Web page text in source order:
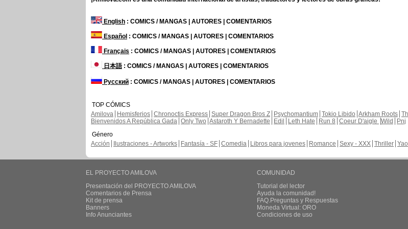
English : COMICS / MANGAS | AUTORES | COMENTARIOS
Español : COMICS / MANGAS | AUTORES | COMENTARIOS
Français : COMICS / MANGAS | AUTORES | COMENTARIOS
日本語: COMICS / MANGAS | AUTORES | COMENTARIOS
Русский : COMICS / MANGAS | AUTORES | COMENTARIOS
TOP CÓMICS
Amilova
Hemisferios Chronoctis Express Super Dragon Bros Z Psychomantium Tokio Libido Arkham Roots
Bienvenidos A República Gada Only Two Astaroth Y Bernadette Edil Leth Hate Run 8 Coeur D'aigle Wild
Pnj
Género
Acción
Ilustraciones - Artworks Fantasía - SF Comedia Libros para jovenes Romance Sexy - XXX Thriller
EL PROYECTO AMILOVA
Presentación del PROYECTO AMILOVA
Comentarios de Prensa
Kit de prensa
Banners
Info Anunciantes
COMUNIDAD
Tutorial del lector
Ayuda la comunidad!
FAQ.Preguntas y Respuestas
Moneda Virtual: ORO
Condiciones de uso